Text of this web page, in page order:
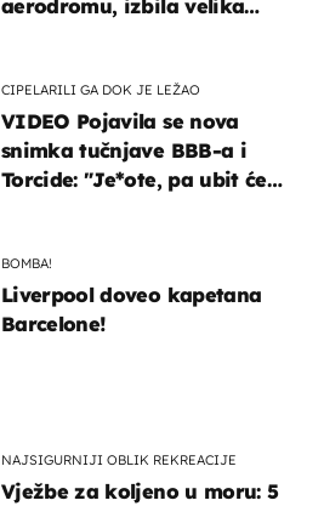
NAJSIGURNIJI OBLIK REKREACIJE
Vježbe za koljeno u moru: 5
aerodromu, izbila velika
CIPELARILI GA DOK JE LEŽAO
VIDEO Pojavila se nova
snimka tučnjave BBB-a i
Torcide: "Je*ote, pa ubit će
BOMBA!
Liverpool doveo kapetana
Barcelone!